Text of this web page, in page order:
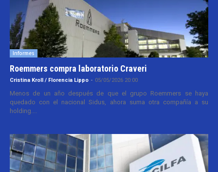
Informes
Roemmers compra laboratorio Craveri
Cristina Kroll / Florencia Lippo - 05/05/2026 20:00
Menos de un año después de que el grupo Roemmers se haya
quedado con el nacional Sidus, ahora suma otra compañía a su
holding....